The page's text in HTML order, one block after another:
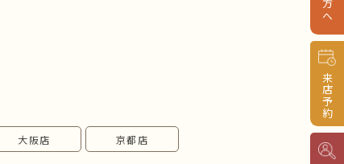
来店予約
大阪店 京都店